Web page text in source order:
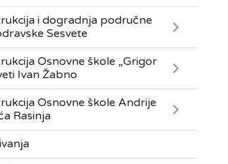
i dogradnja područne
Sesvete
Osnovne škole „Grigor
Ivan Žabno
Osnovne škole Andrije
Rasinja